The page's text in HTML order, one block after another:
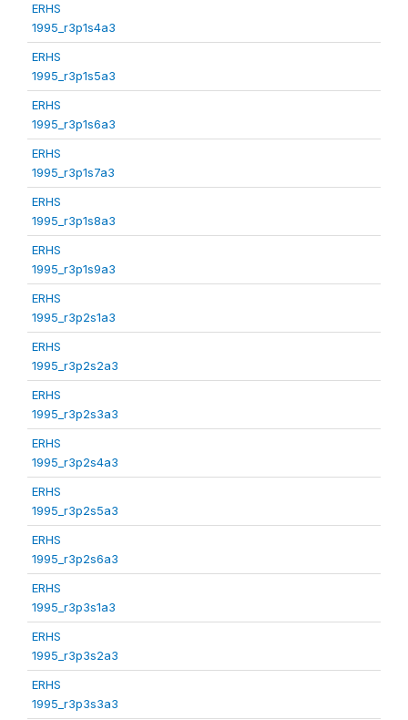
ERHS
1995_r3p1s4a3
ERHS
1995_r3p1s5a3
ERHS
1995_r3p1s6a3
ERHS
1995_r3p1s7a3
ERHS
1995_r3p1s8a3
ERHS
1995_r3p1s9a3
ERHS
1995_r3p2s1a3
ERHS
1995_r3p2s2a3
ERHS
1995_r3p2s3a3
ERHS
1995_r3p2s4a3
ERHS
1995_r3p2s5a3
ERHS
1995_r3p2s6a3
ERHS
1995_r3p3s1a3
ERHS
1995_r3p3s2a3
ERHS
1995_r3p3s3a3